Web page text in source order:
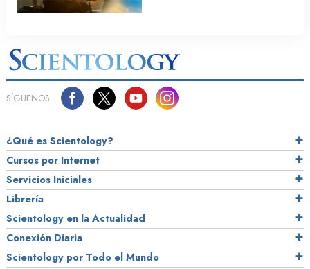
SÍGUENOS
¿Qué es Scientology?
Cursos por Internet
Servicios Iniciales
Librería
Scientology en la Actualidad
Conexión Diaria
Scientology por Todo el Mundo